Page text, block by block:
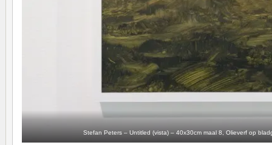
Stefan Peters – Untitled (vista) – 40x30cm maal 8, Olieverf op